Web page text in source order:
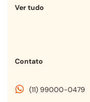
Ver tudo
Contato
(11) 99000-0479